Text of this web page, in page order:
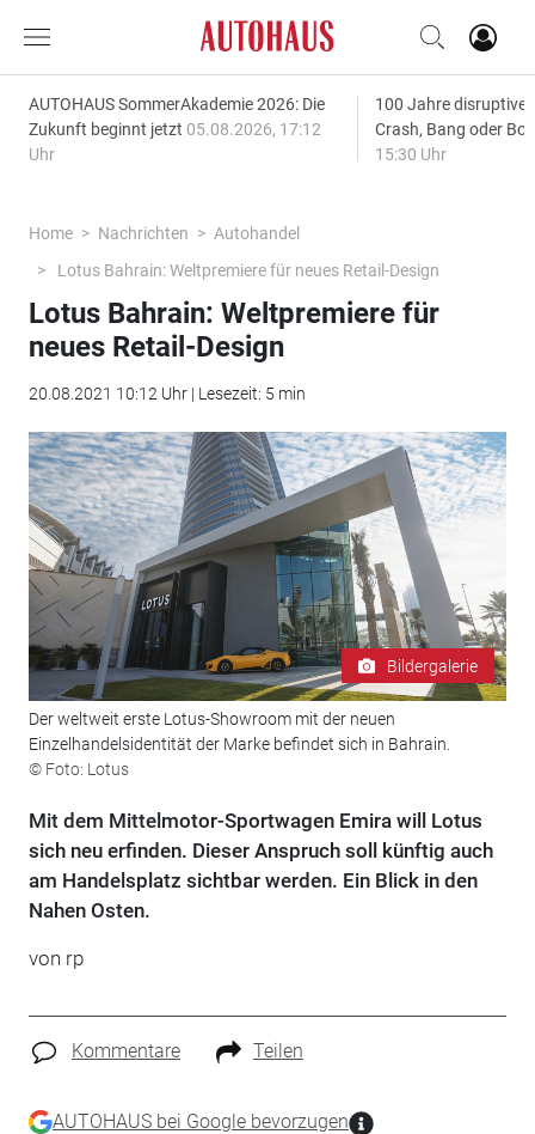
AUTOHAUS SommerAkademie 2026: Die
Zukunft beginnt jetzt 05.08.2026, 17:12
Uhr
100 Jahre disruptive
Crash, Bang oder
15:30 Uhr
Home Nachrichten
Autohandel
Lotus Bahrain: Weltpremiere für neues Retail-Design
Lotus Bahrain: Weltpremiere für
neues Retail-Design
20.08.2021 10:12 Uhr | Lesezeit: 5 min
Bildergalerie
Der weltweit erste Lotus-Showroom mit der neuen
Einzelhandelsidentität der Marke befindet sich in Bahrain.
© Foto: Lotus
Mit dem Mittelmotor-Sportwagen Emira will Lotus
sich neu erfinden. Dieser Anspruch soll künftig auch
am Handelsplatz sichtbar werden. Ein Blick in den
Nahen Osten.
von rp
Kommentare Teilen
AUTOHAUS bei Google bevorzugen